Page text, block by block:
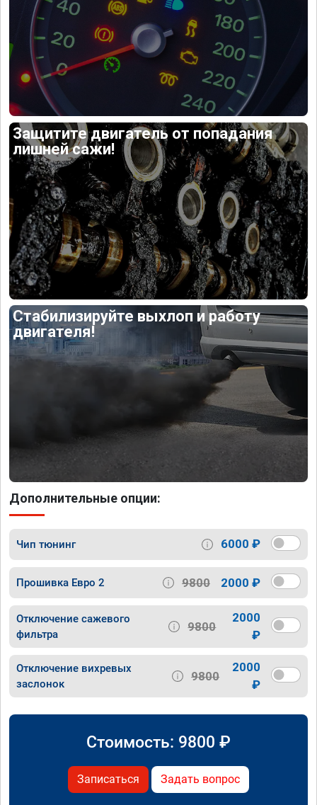
Защитите двигатель от попадания
лишней сажи!
Стабилизируйте выхлоп и работу
двигателя!
Дополнительные опции:
Чип тюнинг 6000 ₽
Прошивка Евро 2 9800 2000 ₽
Отключение сажевого
фильтра
9800
2000
₽
Отключение вихревых
заслонок
9800
2000
₽
Стоимость: 9800 ₽
Записаться Задать вопрос